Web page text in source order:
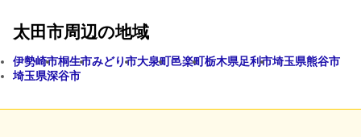
太田市周辺の地域
伊勢崎市桐生市みどり市大泉町邑楽町栃木県足利市埼玉県熊谷市
埼玉県深谷市